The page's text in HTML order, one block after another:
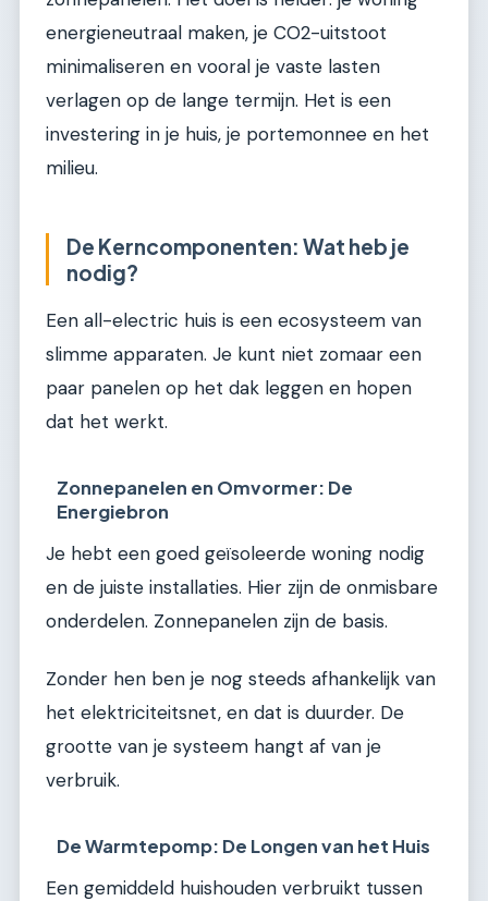
energieneutraal maken, je CO2-uitstoot
minimaliseren en vooral je vaste lasten
verlagen op de lange termijn. Het is een
investering in je huis, je portemonnee en het
milieu.
De Kerncomponenten: Wat heb je
nodig?
Een all-electric huis is een ecosysteem van
slimme apparaten. Je kunt niet zomaar een
paar panelen op het dak leggen en hopen
dat het werkt.
Zonnepanelen en Omvormer: De
Energiebron
Je hebt een goed geïsoleerde woning nodig
en de juiste installaties. Hier zijn de onmisbare
onderdelen. Zonnepanelen zijn de basis.
Zonder hen ben je nog steeds afhankelijk van
het elektriciteitsnet, en dat is duurder. De
grootte van je systeem hangt af van je
verbruik.
De Warmtepomp: De Longen van het Huis
Een gemiddeld huishouden verbruikt tussen